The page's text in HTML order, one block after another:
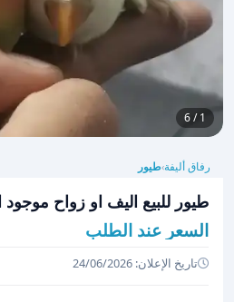
1 / 6
رفاق أليفة›طيور
طيور للبيع اليف او زواح
السعر عند الطلب
تاريخ الإعلان: 24/06/2026